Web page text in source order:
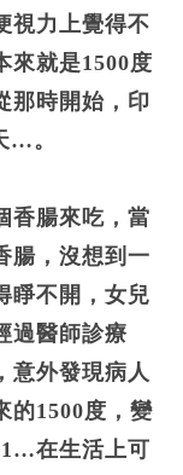
視力上覺得不
來就是1500度
那時開始，印
…。
香腸來吃，當
腸，沒想到一
睜不開，女兒
過醫師診療
意外發現病人
的1500度，變
在生活上可